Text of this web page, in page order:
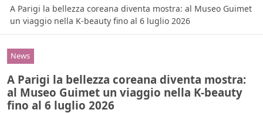
A Parigi la bellezza coreana diventa mostra: al Museo Guimet
un viaggio nella K-beauty fino al 6 luglio 2026
News
A Parigi la bellezza coreana diventa mostra:
al Museo Guimet un viaggio nella K-beauty
fino al 6 luglio 2026